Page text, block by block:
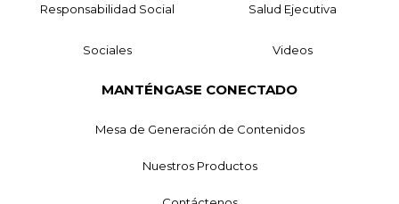
Responsabilidad Social Salud Ejecutiva
Sociales Videos
MANTÉNGASE CONECTADO
Mesa de Generación de Contenidos
Nuestros Productos